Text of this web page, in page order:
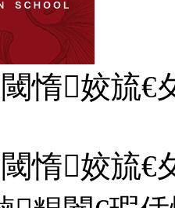
惰姣旈
惰姣旈€